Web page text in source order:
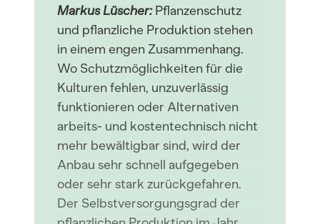
Markus Lüscher:Pflanzenschutz
und pflanzliche Produktion stehen
in einem engen Zusammenhang.
Wo Schutzmöglichkeiten für die
Kulturen fehlen, unzuverlässig
funktionieren oder Alternativen
arbeits- und kostentechnisch nicht
mehr bewältigbar sind, wird der
Anbau sehr schnell aufgegeben
oder sehr stark zurückgefahren.
Der Selbstversorgungsgrad der